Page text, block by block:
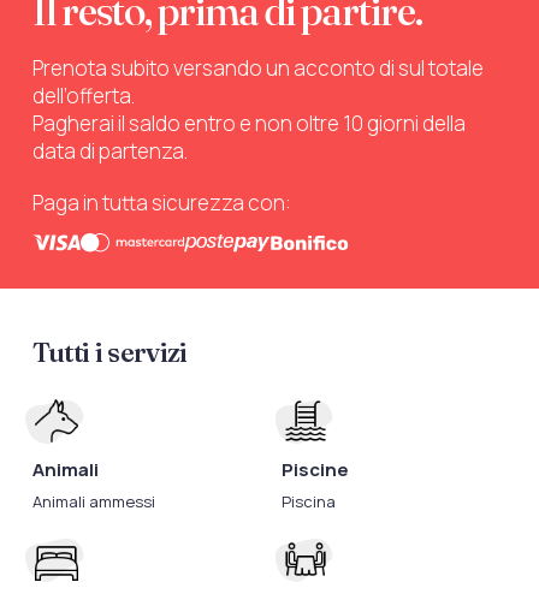
Prenota subito versando un acconto di sul totale
dell’offerta.
Pagherai il saldo entro e non oltre 10 giorni della
data di partenza.
Paga in tutta sicurezza con:
Tutti i servizi
Animali
Animali ammessi
Piscine
Piscina